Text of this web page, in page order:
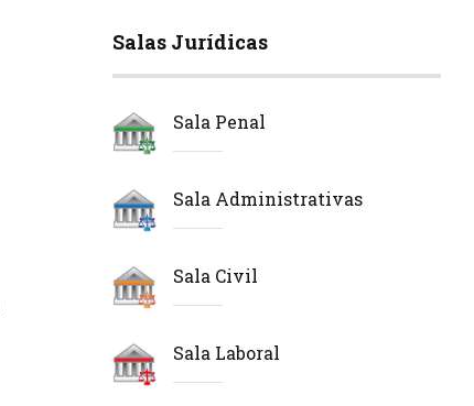
Salas Jurídicas
Sala Penal
Sala Administrativas
Sala Civil
Sala Laboral